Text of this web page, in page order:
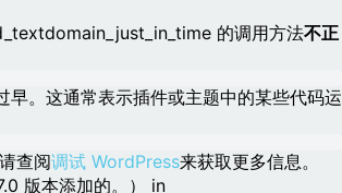
的调用方法不正
早。这通常表示插件或主题中的某些代码运
查阅调试 WordPress来获取更多信息。
版本添加的。） in